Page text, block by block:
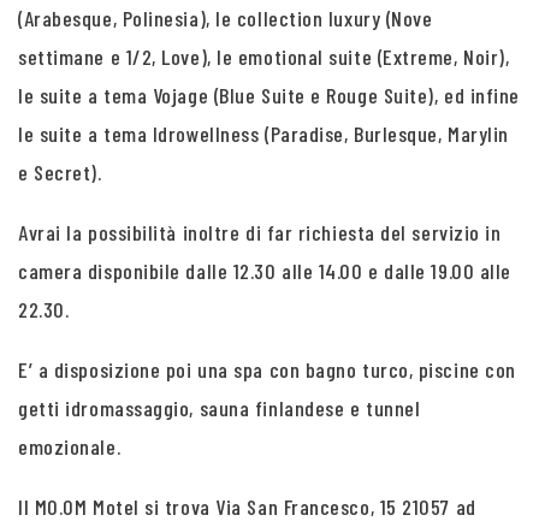
(Arabesque, Polinesia), le collection luxury (Nove
settimane e 1/2, Love), le emotional suite (Extreme, Noir),
le suite a tema Vojage (Blue Suite e Rouge Suite), ed infine
le suite a tema Idrowellness (Paradise, Burlesque, Marylin
e Secret).
Avrai la possibilità inoltre di far richiesta del servizio in
camera disponibile dalle 12.30 alle 14.00 e dalle 19.00 alle
22.30.
E’ a disposizione poi una spa con bagno turco, piscine con
getti idromassaggio, sauna finlandese e tunnel
emozionale.
Il MO.OM Motel si trova Via San Francesco, 15 21057 ad